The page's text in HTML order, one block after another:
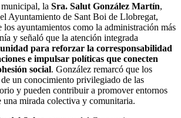
la Sra. Salut González Martín,
Ayuntamiento de Sant Boi de Llobregat,
ayuntamientos como la administración más
y señaló que la atención integrada
para reforzar la corresponsabilidad
e impulsar políticas que conecten
social. González remarcó que los
un conocimiento privilegiado de las
y pueden contribuir a promover entornos
una mirada colectiva y comunitaria.